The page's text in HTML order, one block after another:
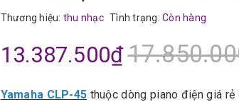
Thương hiệu: thu nhạc Tình trạng: Còn hàng
13.387.500₫
Yamaha CLP-45 thuộc dòng piano điện giá rẻ